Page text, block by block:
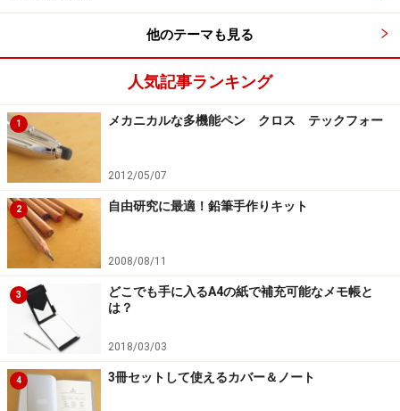
エスカレーターで地下1階に降りて右側に目をうつす
と、たっぷりとしたスペースをとった至福の万年筆売場
が広がっている。えてして万年筆売場と言うと、横一直
線のカウンター式になっていることが多い。しかし、こ
の売場では、カウンターが口の字型になっている。
以前ご紹介した丸善ラゾーナ川崎店では、カウンターひ
とつひとつが独立して点在させる方式がとられていた
が、今回もやはり新たな試みになっていた。万年筆を眺
める時は、ざっと端から端まで見て、もう一度気になる
ものを見直すと言うことが私自身多い。横一直線カウン
タータイプだと、行ったり来たりを繰り返さなければな
らない。今回のような口の字型であれば、ぐるりと回っ
ても、再びはじめのカウンターに戻るので、心行くまで
品定めができそうだ。
他のテーマも見る
人気記事ランキング
1 メカニカルな多機能ペン クロス テックフォー
2012/05/07
2 自由研究に最適！鉛筆手作りキット
2008/08/11
3
どこでも手に入るA4の紙で補充可能なメモ帳と
は？
2018/03/03
4 3冊セットして使えるカバー＆ノート